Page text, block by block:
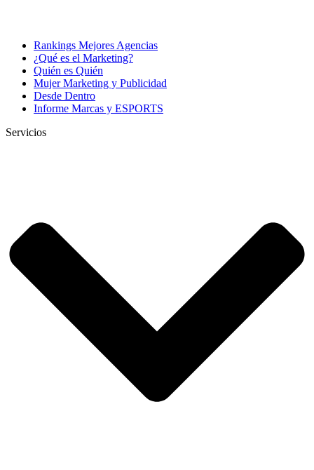
Rankings Mejores Agencias
¿Qué es el Marketing?
Quién es Quién
Mujer Marketing y Publicidad
Desde Dentro
Informe Marcas y ESPORTS
Servicios